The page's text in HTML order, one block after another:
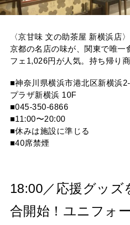
〈京甘味 文の助茶屋 新横浜店〉
京都の名店の味が、関東で唯一
フェ1,026円が人気。持ち帰り商
■神奈川県横浜市港北区新横浜
プラザ新横浜 10F
■045-350-6866
■11:00〜20:00
■休みは施設に準じる
■40席禁煙
18:00／応援グッズ
合開始！ユニフォ